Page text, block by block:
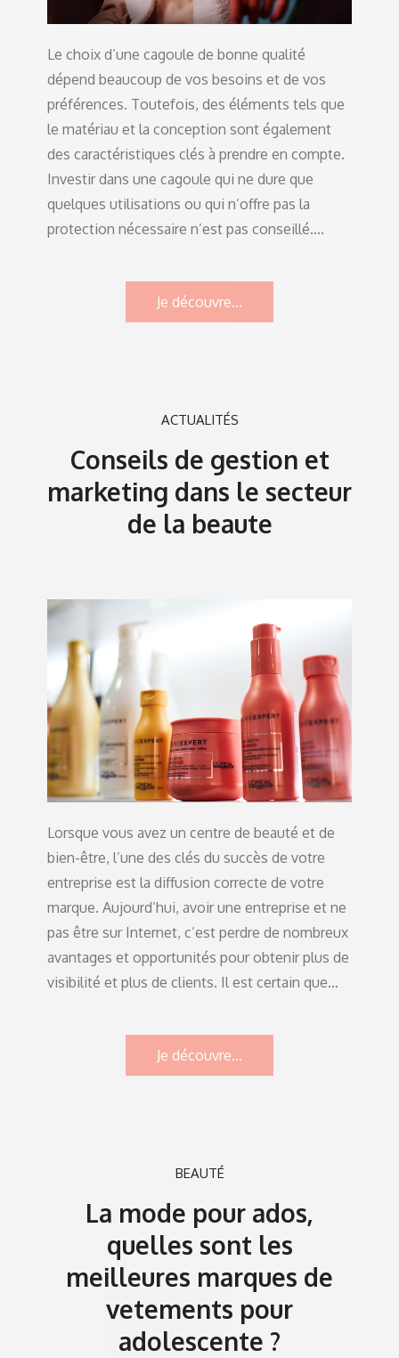
Le choix d’une cagoule de bonne qualité
dépend beaucoup de vos besoins et de vos
préférences. Toutefois, des éléments tels que
le matériau et la conception sont également
des caractéristiques clés à prendre en compte.
Investir dans une cagoule qui ne dure que
quelques utilisations ou qui n’offre pas la
protection nécessaire n’est pas conseillé….
Je découvre...
ACTUALITÉS
Conseils de gestion et
marketing dans le secteur
de la beaute
Lorsque vous avez un centre de beauté et de
bien-être, l’une des clés du succès de votre
entreprise est la diffusion correcte de votre
marque. Aujourd’hui, avoir une entreprise et ne
pas être sur Internet, c’est perdre de nombreux
avantages et opportunités pour obtenir plus de
visibilité et plus de clients. Il est certain que…
Je découvre...
BEAUTÉ
La mode pour ados,
quelles sont les
meilleures marques de
vetements pour
adolescente ?